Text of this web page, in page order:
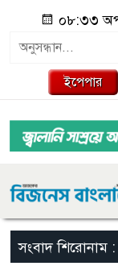
০৮:৩৩
ইপেপার
সংবাদ শিরোনাম :